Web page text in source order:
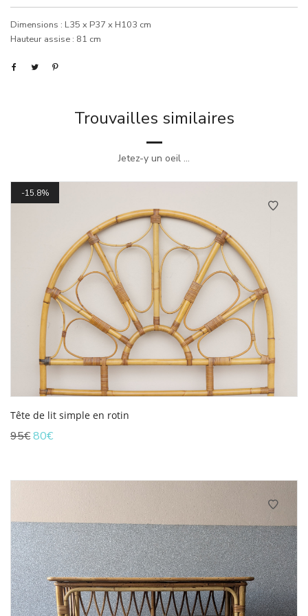
Dimensions : L35 x P37 x H103 cm
Hauteur assise : 81 cm
Trouvailles similaires
Jetez-y un oeil ...
15.8%
Tête de lit simple en rotin
95€Le
était :
80€Le
est :